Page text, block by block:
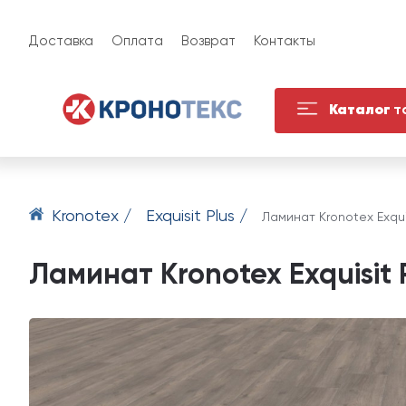
Доставка Оплата Возврат Контакты
Каталог
Kronotex / Exquisit Plus / Ламинат Kronotex
Ламинат Kronotex Exquisit